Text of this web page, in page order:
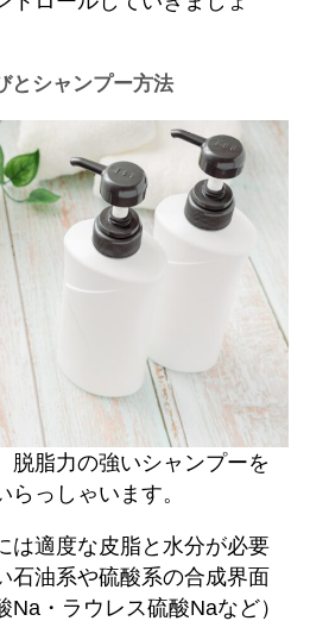
とシャンプー方法
脱脂力の強いシャンプーを
っしゃいます。
は適度な皮脂と水分が必要
石油系や硫酸系の合成界面
・ラウレス硫酸Naなど）